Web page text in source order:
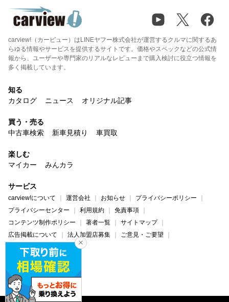
carview!（カービュー）はLINEヤフー株式会社が運営するクルマに関するあ
らゆる情報やサービスを提供するサイトです。価格やスペックなどの公式情
報から、ユーザーや専門家のリアルなレビューまで購入検討に役立つ情報を
多く掲載しています。
知る
カタログ
ニュース オリジナル記事
買う・売る
中古車検索
新車見積り 車買取
楽しむ
マイカー
みんカラ
サービス
carview!について 運営会社 お知らせ
プライバシーポリシー
プライバシーセンター
利用規約
免責事項
コンテンツ制作ポリシー
著者一覧
サイトマップ
広告掲載について
法人加盟店募集
ご意見・ご要望
ヘルプ・お問い合わせ
carview! Yahoo! JAPAN